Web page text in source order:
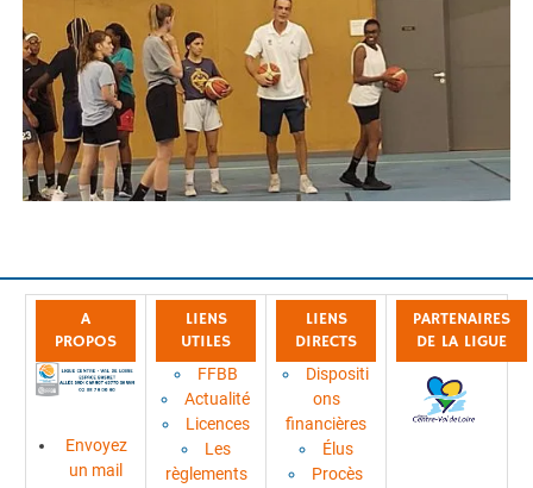
A
PROPOS
Envoyez
un mail
LIENS
UTILES
FFBB
Actualité
Licences
Les
règlements
LIENS
DIRECTS
Dispositi
ons
financières
Élus
Procès
PARTENAIRES
DE LA LIGUE